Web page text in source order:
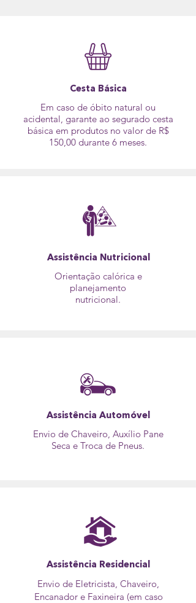
Cesta Básica
Em caso de óbito natural ou
acidental, garante ao segurado cesta
básica em produtos no valor de R$
150,00 durante 6 meses.
Assistência Nutricional
Orientação calórica e
planejamento
nutricional.
Assistência Automóvel
Envio de Chaveiro, Auxílio Pane
Seca e Troca de Pneus.
Assistência Residencial
Envio de Eletricista, Chaveiro,
Encanador e Faxineira (em caso